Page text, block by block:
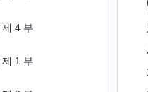
제 4 부
제 1 부